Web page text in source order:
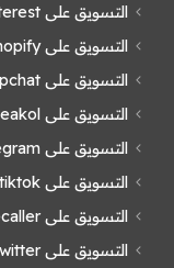
التسويق على pinterest
التسويق على Shopify
التسويق على Snapchat
التسويق على speakol
التسويق على telegram
التسويق على tiktok
التسويق على Truecaller
التسويق على twitter